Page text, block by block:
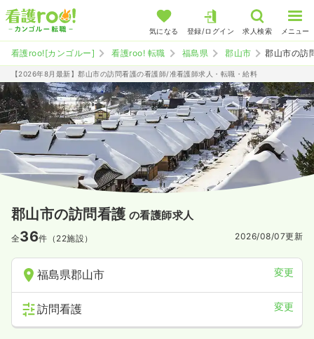
気になる 登録/ログイン 求人検索 メニュー
看護roo![カンゴルー] 看護roo! 転職 福島県 郡山市 郡山市の訪
【2026年8月最新】郡山市の訪問看護の看護師/准看護師求人・転職・給料
郡山市の訪問看護 の看護師求人
全36件（22施設） 2026/08/07更新
福島県郡山市 変更
訪問看護 変更